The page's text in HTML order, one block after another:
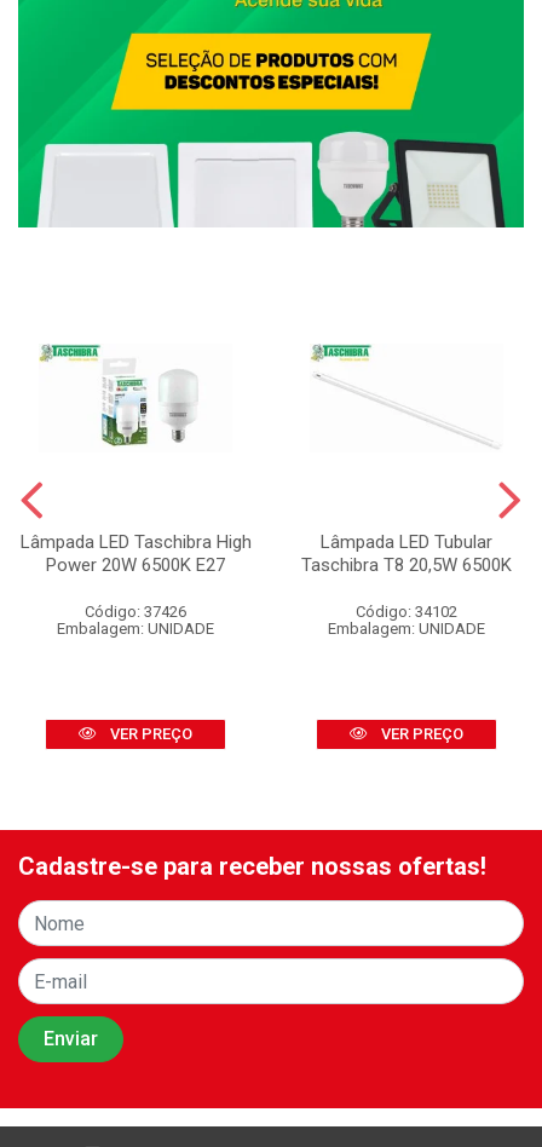
Lâmpada LED Taschibra High
Power 20W 6500K E27
Código: 37426
Embalagem: UNIDADE
VER PREÇO
Lâmpada LED Tubular
Taschibra T8 20,5W 6500K
Código: 34102
Embalagem: UNIDADE
VER PREÇO
Cadastre-se para receber nossas ofertas!